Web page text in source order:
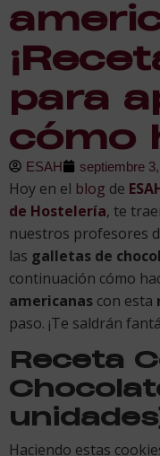
para
cómo
ESAH septiembre
Hoy en el blog de
de Hostelería, te
nuestros profesores
las galletas de
continuación cómo
americanas con esta
paso. ¡Te saldrán
Receta
Haciendo estas